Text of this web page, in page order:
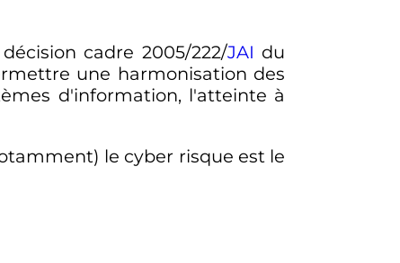
cadre 2005/222/JAI du
une harmonisation des
d'information, l'atteinte à
le cyber risque est le